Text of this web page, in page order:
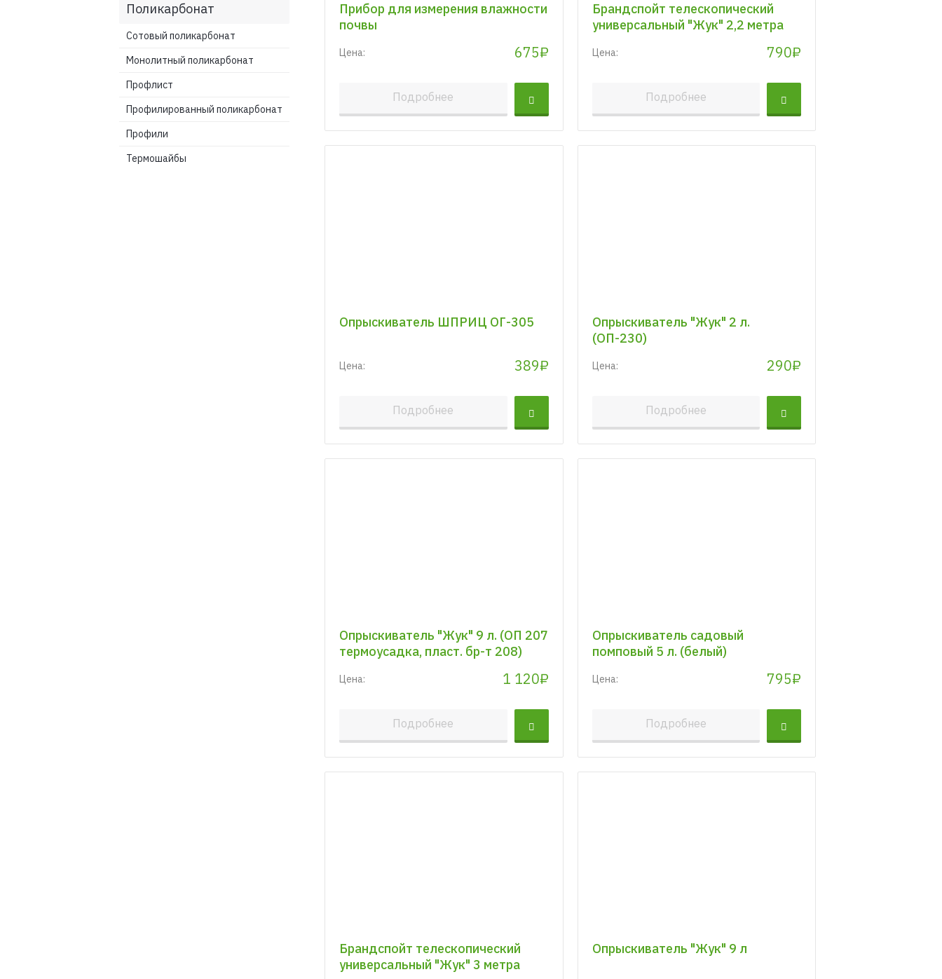
Поликарбонат
Сотовый поликарбонат
Монолитный поликарбонат
Профлист
Профилированный поликарбонат
Профили
Термошайбы
Прибор для измерения влажности
почвы
Цена: 675₽
Подробнее
Брандспойт телескопический
универсальный "Жук" 2,2 метра
Цена: 790₽
Подробнее
Опрыскиватель ШПРИЦ ОГ-305
Цена: 389₽
Подробнее
Опрыскиватель "Жук" 2 л.
(ОП-230)
Цена: 290₽
Подробнее
Опрыскиватель "Жук" 9 л. (ОП 207
термоусадка, пласт. бр-т 208)
Цена: 1 120₽
Подробнее
Опрыскиватель садовый
помповый 5 л. (белый)
Цена: 795₽
Подробнее
Брандспойт телескопический
универсальный "Жук" 3 метра
Опрыскиватель "Жук" 9 л